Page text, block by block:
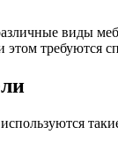
виды
требуются